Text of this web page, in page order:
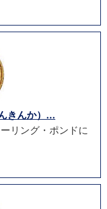
きんか）...
リング・ポンドに